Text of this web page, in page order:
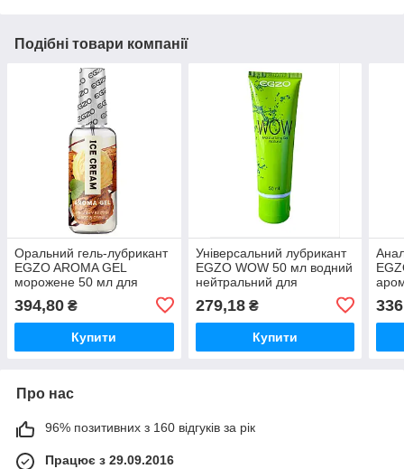
Подібні товари компанії
Оральний гель-лубрикант
EGZO AROMA GEL
морожене 50 мл для
ароматом і смаком
394,80 ₴
Купити
Універсальний лубрикант
EGZO WOW 50 мл водний
нейтральний для
зволоження комфорту під
час сексу
279,18₴
Купити
Про нас
96% позитивних з 160 відгуків за рік
Працює з 29.09.2016